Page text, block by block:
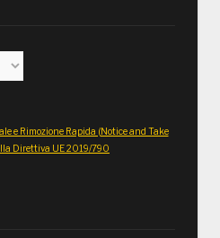
e Rimozione Rapida (Notice and Take
Direttiva UE 2019/790